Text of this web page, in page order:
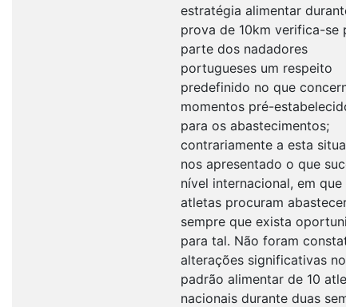
estratégia alimentar durante
prova de 10km verifica-se
parte dos nadadores
portugueses um respeito
predefinido no que
momentos pré-estabelecidos
para os abastecimentos;
contrariamente a esta
nos apresentado o que
nível internacional, em que
atletas procuram abastecer
sempre que exista
para tal. Não foram
alterações significativas no
padrão alimentar de 10
nacionais durante duas